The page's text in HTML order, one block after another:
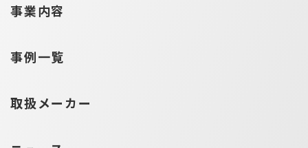
事業内容
事例一覧
取扱メーカー